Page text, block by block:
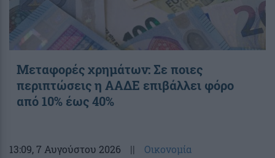
Μεταφορές χρημάτων: Σε ποιες
περιπτώσεις η ΑΑΔΕ επιβάλλει φόρο
από 10% έως 40%
13:09, 7 Αυγούστου 2026 || Οικονομία